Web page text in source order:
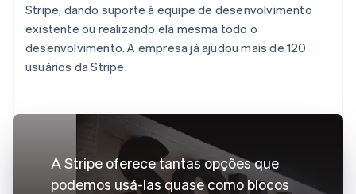
Stripe, dando suporte à equipe de desenvolvimento
existente ou realizando ela mesma todo o
desenvolvimento. A empresa já ajudou mais de 120
usuários da Stripe.
A Stripe oferece tantas opções que
podemos usá-las quase como blocos